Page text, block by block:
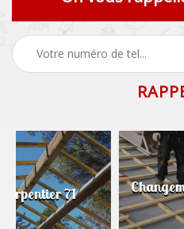
Changement de toiture
71